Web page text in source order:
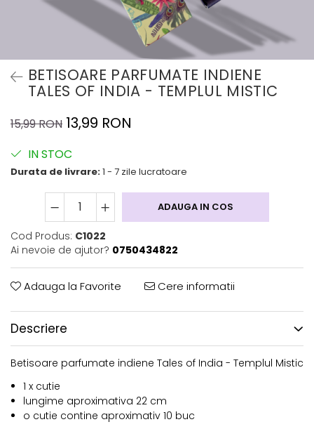
BETISOARE PARFUMATE INDIENE
TALES OF INDIA - TEMPLUL MISTIC
15,99 RON 13,99 RON
IN STOC
Durata de livrare:1 - 7 zile lucratoare
ADAUGA IN COS
Cod Produs: C1022
Ai nevoie de ajutor? 0750434822
Adauga la Favorite Cere informatii
Descriere
Betisoare parfumate indiene Tales of India - Templul Mistic
1 x cutie
lungime aproximativa 22 cm
o cutie contine aproximativ 10 buc